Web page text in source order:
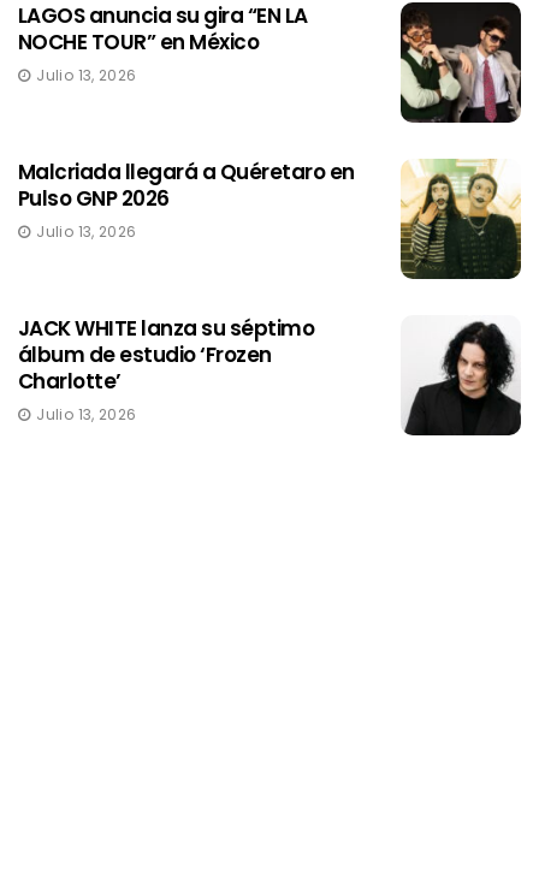
LAGOS anuncia su gira “EN LA
NOCHE TOUR” en México
Julio 13, 2026
Malcriada llegará a Quéretaro en
Pulso GNP 2026
Julio 13, 2026
JACK WHITE lanza su séptimo
álbum de estudio ‘Frozen
Charlotte’
Julio 13, 2026